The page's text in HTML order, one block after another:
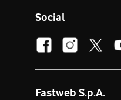
Social
Fastweb S.p.A.